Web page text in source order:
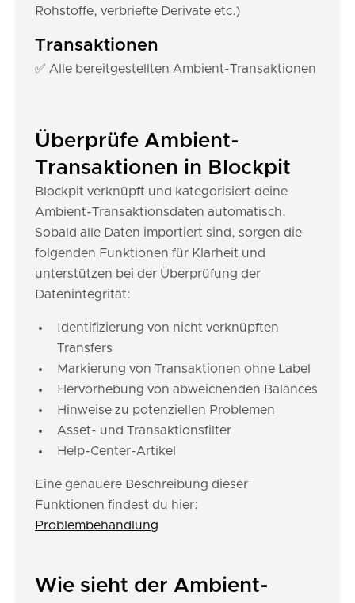
Rohstoffe, verbriefte Derivate etc.)
Transaktionen
✅ Alle bereitgestellten Ambient-Transaktionen
Überprüfe Ambient-
Transaktionen in Blockpit
Blockpit verknüpft und kategorisiert deine
Ambient-Transaktionsdaten automatisch.
Sobald alle Daten importiert sind, sorgen die
folgenden Funktionen für Klarheit und
unterstützen bei der Überprüfung der
Datenintegrität:
Identifizierung von nicht verknüpften
Transfers
Markierung von Transaktionen ohne Label
Hervorhebung von abweichenden Balances
Hinweise zu potenziellen Problemen
Asset- und Transaktionsfilter
Help-Center-Artikel
Eine genauere Beschreibung dieser
Funktionen findest du hier:
Problembehandlung
Wie sieht der Ambient-